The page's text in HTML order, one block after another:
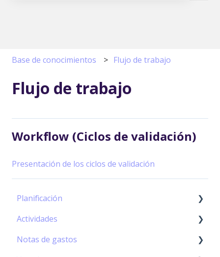
Base de conocimientos Flujo de trabajo
Flujo de trabajo
Workflow (Ciclos de validación)
Presentación de los ciclos de validación
Planificación
Diagrama de Gantt
Actividades
Hoja de Actividades
Notas de gastos